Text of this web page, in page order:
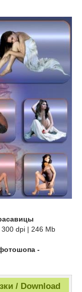
dpi | 246 Mb
-
/ Download